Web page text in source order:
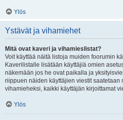
Ylös
Ystävät ja vihamiehet
Mitä ovat kaveri ja vihamieslistat?
Voit käyttää näitä listoja muiden foorumin
Kaverilistalle lisätään käyttäjiä omien
näkemään jos he ovat paikalla ja
riippuen näiden käyttäjien viestit saatetaan
vihamieheksi, kaikki käyttäjän kirjoittamat
Ylös